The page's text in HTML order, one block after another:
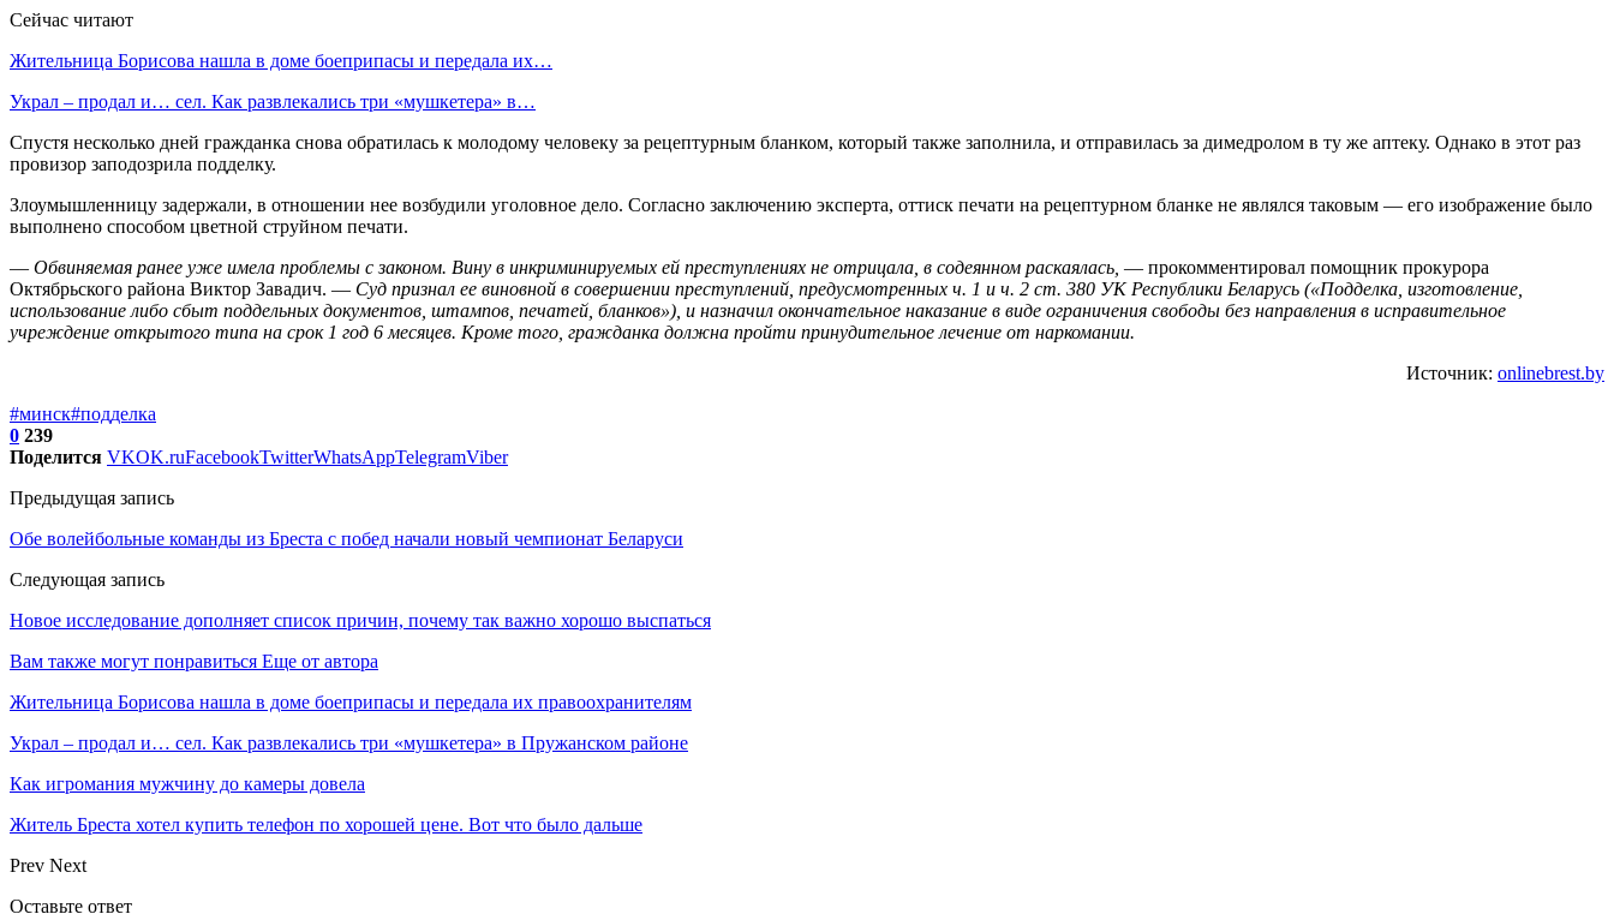
Сейчас читают
Жительница Борисова нашла в доме боеприпасы и передала их…
Украл – продал и… сел. Как развлекались три «мушкетера» в…
Спустя несколько дней гражданка снова обратилась к молодому человеку за рецептурным бланком, который также заполнила, и отправилась за димедролом в ту же аптеку. Однако в этот раз
провизор заподозрила подделку.
Злоумышленницу задержали, в отношении нее возбудили уголовное дело. Согласно заключению эксперта, оттиск печати на рецептурном бланке не являлся таковым — его изображение было
выполнено способом цветной струйном печати.
— Обвиняемая ранее уже имела проблемы с законом. Вину в инкриминируемых ей преступлениях не отрицала, в содеянном раскаялась, — прокомментировал помощник прокурора
Октябрьского района Виктор Завадич. — Суд признал ее виновной в совершении преступлений, предусмотренных ч. 1 и ч. 2 ст. 380 УК Республики Беларусь («Подделка, изготовление,
использование либо сбыт поддельных документов, штампов, печатей, бланков»), и назначил окончательное наказание в виде ограничения свободы без направления в исправительное
учреждение открытого типа на срок 1 год 6 месяцев. Кроме того, гражданка должна пройти принудительное лечение от наркомании.
Источник: onlinebrest.by
#минск#подделка
0 239
Поделится VKOK.ruFacebookTwitterWhatsAppTelegramViber
Предыдущая запись
Обе волейбольные команды из Бреста с побед начали новый чемпионат Беларуси
Следующая запись
Новое исследование дополняет список причин, почему так важно хорошо выспаться
Вам также могут понравиться Еще от автора
Жительница Борисова нашла в доме боеприпасы и передала их правоохранителям
Украл – продал и… сел. Как развлекались три «мушкетера» в Пружанском районе
Как игромания мужчину до камеры довела
Житель Бреста хотел купить телефон по хорошей цене. Вот что было дальше
Prev Next
Оставьте ответ